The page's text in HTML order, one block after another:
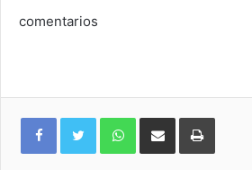
comentarios
WhatsAppCompartir
mail
Imprimir